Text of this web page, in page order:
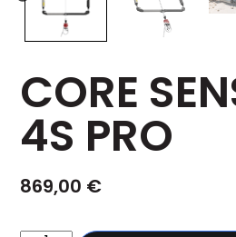
CORE
4S PRO
869,00 €